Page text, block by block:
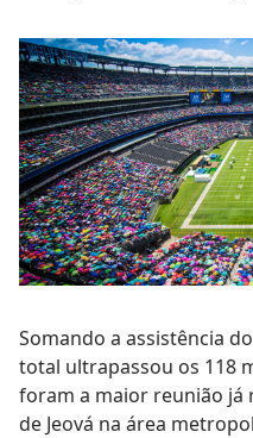
Somando a assistência
total ultrapassou os 118
foram a maior reunião já
de Jeová na área